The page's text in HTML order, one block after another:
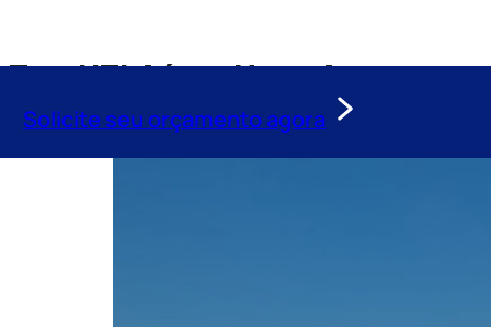
Solicite seu orçamento agora